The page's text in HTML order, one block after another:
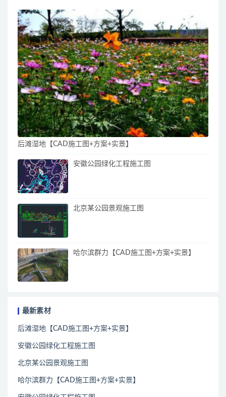
后滩湿地【CAD施工图+方案+实景】
安徽公园绿化工程施工图
北京某公园景观施工图
哈尔滨群力【CAD施工图+方案+实景】
最新素材
后滩湿地【CAD施工图+方案+实景】
安徽公园绿化工程施工图
北京某公园景观施工图
哈尔滨群力【CAD施工图+方案+实景】